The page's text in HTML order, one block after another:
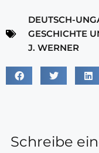
DEUTSCH-
GESCHICHTE
J. WERNER
Schreibe